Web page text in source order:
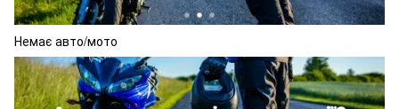
Немає авто/мото